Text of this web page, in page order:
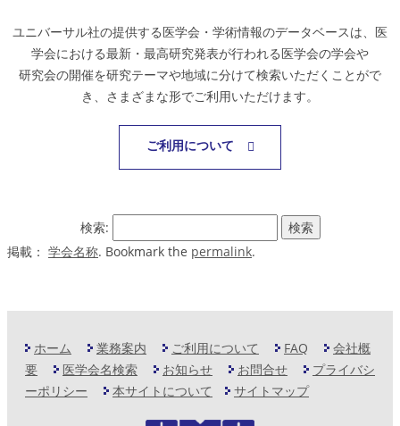
ユニバーサル社の提供する医学会・学術情報のデータベースは、医
学会における最新・最高研究発表が行われる医学会の学会や
研究会の開催を研究テーマや地域に分けて検索いただくことがで
き、さまざまな形でご利用いただけます。
ご利用について
検索:
掲載： 学会名称. Bookmark the permalink.
ホーム 業務案内 ご利用について FAQ
会社概
要
医学会名検索 お知らせ お問合せ
プライバシ
ーポリシー
本サイトについて サイトマップ